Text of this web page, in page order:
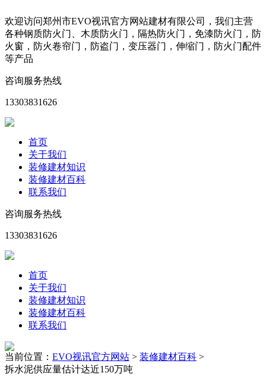
欢迎访问郑州市EVO视讯官方网站建材有限公司，我们主营
各种钢质防火门、木质防火门，隔热防火门，免漆防火门，防
火窗，防火卷帘门，防盗门，变压器门，伸缩门，防火门配件
等产品
咨询服务热线
13303831626
首页
关于我们
装修建材知识
装修建材百科
联系我们
咨询服务热线
13303831626
首页
关于我们
装修建材知识
装修建材百科
联系我们
当前位置： EVO视讯官方网站 > 装修建材百科 >
拆水泥供应量估计达近150万吨